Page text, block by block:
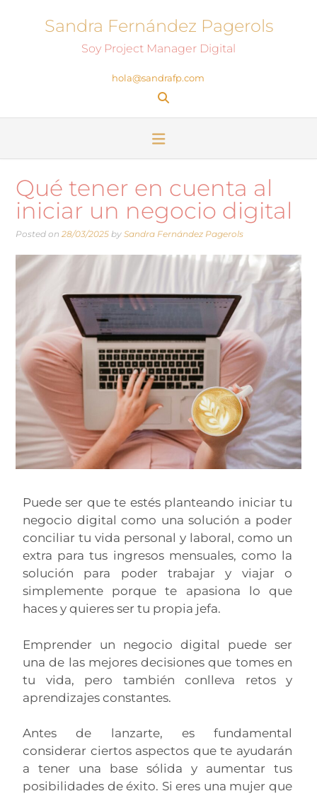
Sandra Fernández Pagerols
Soy Project Manager Digital
hola@sandrafp.com
Qué tener en cuenta al
iniciar un negocio digital
Posted on 28/03/2025 by Sandra Fernández Pagerols
Puede ser que te estés planteando iniciar tu
negocio digital como una solución a poder
conciliar tu vida personal y laboral, como un
extra para tus ingresos mensuales, como la
solución para poder trabajar y viajar o
simplemente porque te apasiona lo que
haces y quieres ser tu propia jefa.
Emprender un negocio digital puede ser
una de las mejores decisiones que tomes en
tu vida, pero también conlleva retos y
aprendizajes constantes.
Antes de lanzarte, es fundamental
considerar ciertos aspectos que te ayudarán
a tener una base sólida y aumentar tus
posibilidades de éxito. Si eres una mujer que